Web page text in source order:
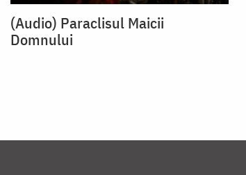
(Audio) Paraclisul Maicii
Domnului